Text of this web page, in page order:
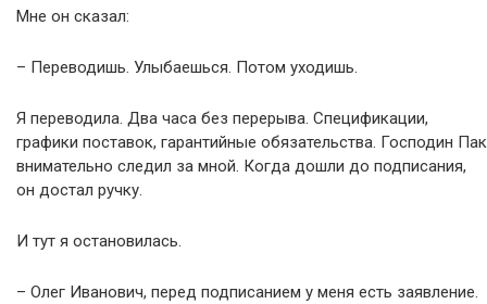
Мне он сказал:
– Переводишь. Улыбаешься. Потом уходишь.
Я переводила. Два часа без перерыва. Спецификации,
графики поставок, гарантийные обязательства. Господин Пак
внимательно следил за мной. Когда дошли до подписания,
он достал ручку.
И тут я остановилась.
– Олег Иванович, перед подписанием у меня есть заявление.